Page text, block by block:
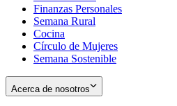
Finanzas Personales
Semana Rural
Cocina
Círculo de Mujeres
Semana Sostenible
Acerca de nosotros